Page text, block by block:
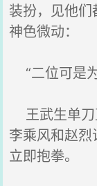
装扮，见他们
神色微动：
“二位可是
王武生单刀
李乘风和赵
立即抱拳。